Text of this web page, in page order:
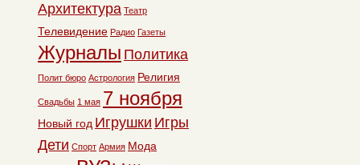
Архитектура Театр
Телевидение Радио Газеты
Журналы Политика
Полит бюро Астрология Религия
Свадьбы 1 мая 7 ноября
Новый год Игрушки Игры
Дети Спорт Армия Мода